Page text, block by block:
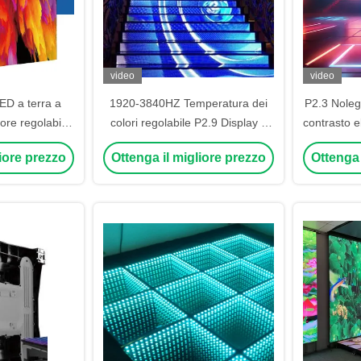
a terra a
regolabile
di visione
gradiprezzo
video
1920-3840HZ Temperatura dei
colori regolabile P2.9 Display a
LED con contrasto 5000 1
Ottenga il migliore prezzo
video
P2.3
contrasto
da 14 a